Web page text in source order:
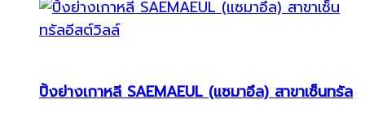
ปิ้งย่างเกาหลี SAEMAEUL (แซมาอึล) สาขาเซ็นทรัล